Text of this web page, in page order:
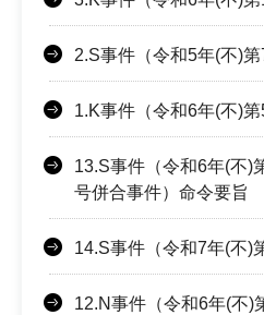
2.S事件（令和5年(不)
1.K事件（令和6年(不)
13.S事件（令和6年(不)
号併合事件）命令要旨
14.S事件（令和7年(不)
12.N事件（令和6年(不)